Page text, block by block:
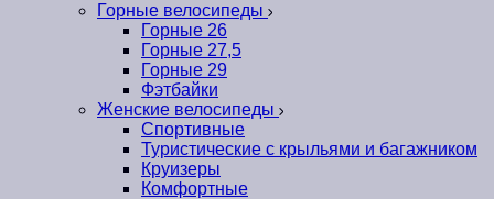
Горные велосипеды
Горные 26
Горные 27,5
Горные 29
Фэтбайки
Женские велосипеды
Спортивные
Туристические с крыльями и багажником
Круизеры
Комфортные